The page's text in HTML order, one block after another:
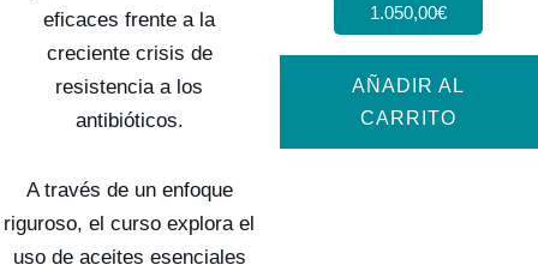
eficaces frente a la
creciente crisis de
resistencia a los
antibióticos.
A través de un enfoque
riguroso, el curso explora el
uso de aceites esenciales
1.050,00€
AÑADIR AL
CARRITO